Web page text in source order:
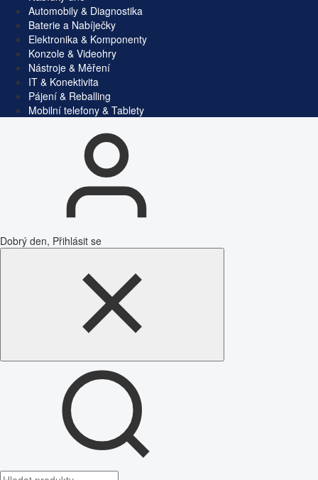
Automobily & Diagnostika
Baterie a Nabíječky
Elektronika & Komponenty
Konzole & Videohry
Nástroje & Měření
IT & Konektivita
Pájení & Reballing
Mobilní telefony & Tablety
Dobrý den, Přihlásit se